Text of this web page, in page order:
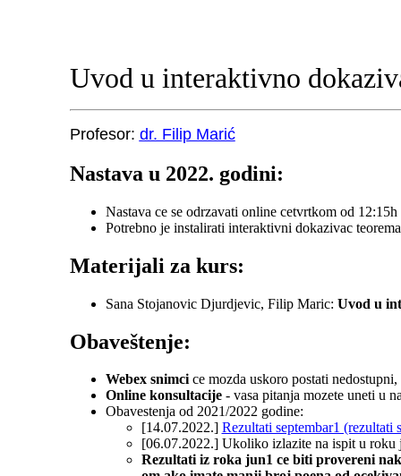
Uvod u interaktivno
Profesor: dr. Filip Marić
Nastava u 2022. godini:
Nastava ce se odrzavati online cetvrtkom od
Potrebno je instalirati interaktivni dokazivac
Materijali za kurs:
Sana Stojanovic Djurdjevic, Filip Maric: Uvod u
Obaveštenje:
Webex snimcice mozda uskoro postati
Online konsultacije- vasa pitanja mozete uneti u
Obavestenja od 2021/2022 godine:
[14.07.2022.] Rezultati septembar1 (rezultati
[06.07.2022.] Ukoliko izlazite na ispit u
Rezultati iz roka jun1 ce biti provereni